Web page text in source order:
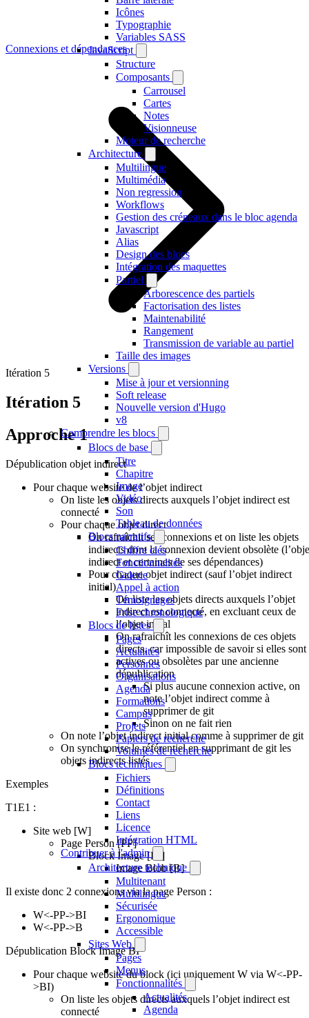
Icônes
Typographie
Variables SASS
JavaScript
Structure
Composants
Carrousel
Cartes
Notes
Visionneuse
Moteur de recherche
Architecture
Multilingue
Multimédia
Non regression
Workflows
Gestion des créneaux dans le bloc agenda
Javascript
Alias
Design des blocs
Intégration des maquettes
Partiel
Arborescence des partiels
Factorisation des listes
Maintenabilité
Rangement
Transmission de variable au partiel
Taille des images
Versions
Mise à jour et versionning
Soft release
Nouvelle version d'Hugo
v8
Comprendre les blocs
Blocs de base
Titre
Chapitre
Image
Vidéo
Son
Tableau de données
Blocs narratifs
Chiffre clés
Fonctionnalités
Galerie
Appel à action
Témoignages
Frise chronologique
Blocs de listes
Pages
Actualités
Personnes
Organisations
Agenda
Formations
Campus
Projets
Papiers de recherche
Volumes de recherche
Blocs techniques
Fichiers
Définitions
Contact
Liens
Licence
Intégration HTML
Contribuer à l'admin
Architecture technique
Multitenant
Multilingue
Sécurisée
Ergonomique
Accessible
Sites Web
Pages
Menus
Fonctionnalités
Actualités
Agenda
Connexions et dépendances
Itération 5
Itération 5
Approche 1
Dépublication objet indirect
Pour chaque website de l’objet indirect
On liste les objets directs auxquels l’objet indirect est
connecté
Pour chaque objet direct
On rafraîchit ses connexions et on liste les objets
indirects dont la connexion devient obsolète
indirect et certaines de ses dépendances)
Pour chaque objet indirect (sauf l’objet indirect
initial)
On liste les objets directs auxquels l’objet
indirect est connecté, en excluant ceux de
l’objet initial
On rafraichît les connexions de ces objets
directs, car impossible de savoir si elles sont
actives ou obsolètes par une ancienne
dépublication
Si plus aucune connexion active, on
note l’objet indirect comme à
supprimer de git
Sinon on ne fait rien
On note l’objet indirect initial comme à supprimer de git
On synchronise le référentiel en supprimant de git les
objets indirects listés
Exemples
T1E1 :
Site web [W]
Page Person [PP]
Block Image [BI]
Image Blob [B]
Il existe donc 2 connexions via la page Person :
W<-PP->BI
W<-PP->B
Dépublication Block Image BI
Pour chaque website du block (ici uniquement W via W<-PP-
>BI)
On liste les objets directs auxquels l’objet indirect est
connecté